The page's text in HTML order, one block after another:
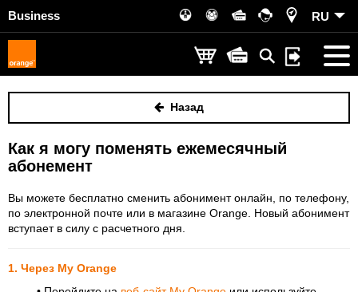
Business RU
Назад
Как я могу поменять ежемесячный
абонемент
Вы можете бесплатно сменить абонимент онлайн, по телефону,
по электронной почте или в магазине Orange. Новый абонимент
вступает в силу с расчетного дня.
1. Через My Orange